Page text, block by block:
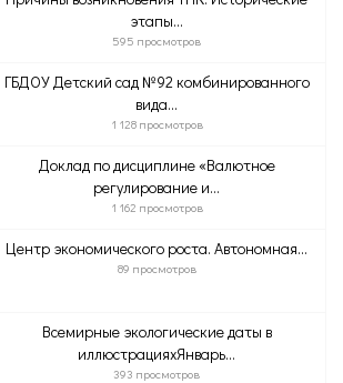
этапы...
595 просмотров
ГБДОУ Детский сад №92 комбинированного
вида...
1 128 просмотров
Доклад по дисциплине «Валютное
регулирование и...
1 162 просмотров
Центр экономического роста. Автономная...
89 просмотров
Всемирные экологические даты в
иллюстрацияхЯнварь...
393 просмотров